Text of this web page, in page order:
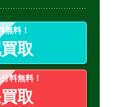
無料！
取
料無料！
取